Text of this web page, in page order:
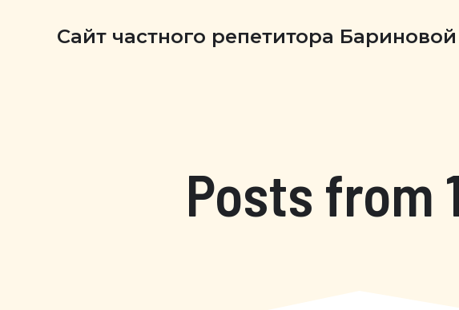
Сайт частного репетитора
Posts from